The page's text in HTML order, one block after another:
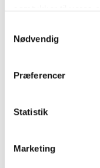
Nødvendig
Præferencer
Statistik
Marketing